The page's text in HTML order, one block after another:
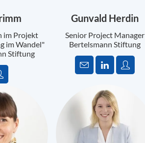
im Projekt
im Wandel"
Stiftung
Gunvald Herdin
Senior Project Manager
Bertelsmann Stiftung